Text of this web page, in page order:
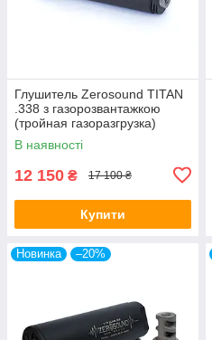
Глушитель Zerosound TITAN
.338 з газорозвантажкою
(тройная газоразгрузка)
В наявності
12 150 ₴ 17 100 ₴
Купити
Новинка –20%